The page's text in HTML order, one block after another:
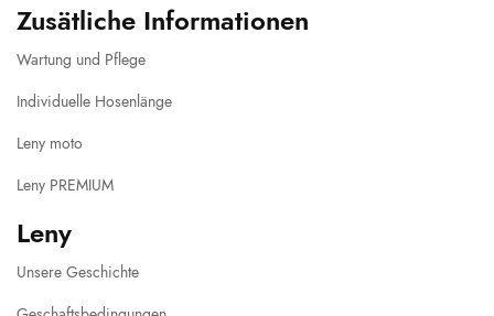
Zusätliche Informationen
Wartung und Pflege
Individuelle Hosenlänge
Leny moto
Leny PREMIUM
Leny
Unsere Geschichte